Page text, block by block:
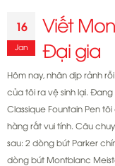
16
Jan
Viết
Đại gia
Hôm nay, nhân dịp rảnh
của tôi ra vệ sinh lại.
Classique Fountain Pen
hàng rất vui tính. Câu
sau: 2 dòng bút Parker
dòng bút Montblanc